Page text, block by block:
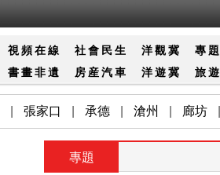
視頻在線 社會 民生 洋觀冀
專題
書畫非遺 房産汽車 洋遊冀 旅遊
張家口 承德 滄州 廊坊
專題